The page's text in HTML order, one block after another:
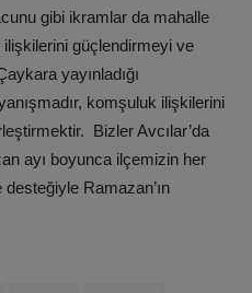
gibi ikramlar da mahalle
güçlendirmeyi ve
yayınladığı
komşuluk ilişkilerini
Bizler Avcılar’da
ayı boyunca ilçemizin her
Ramazan’ın